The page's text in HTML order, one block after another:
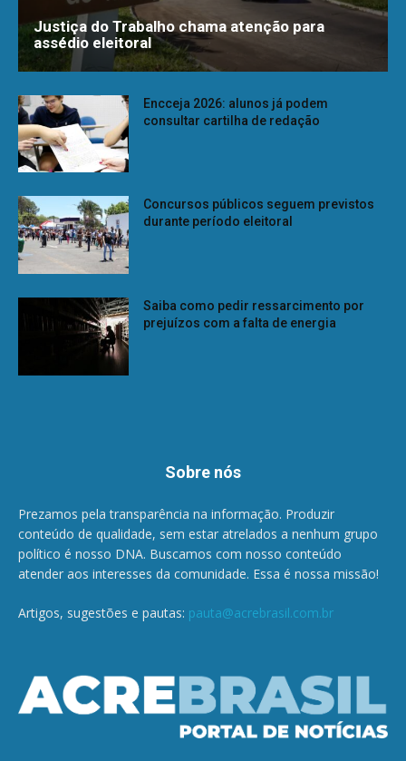
Justiça do Trabalho chama atenção para
assédio eleitoral
Encceja 2026: alunos já podem
consultar cartilha de redação
Concursos públicos seguem previstos
durante período eleitoral
Saiba como pedir ressarcimento por
prejuízos com a falta de energia
Sobre nós
Prezamos pela transparência na informação. Produzir
conteúdo de qualidade, sem estar atrelados a nenhum grupo
político é nosso DNA. Buscamos com nosso conteúdo
atender aos interesses da comunidade. Essa é nossa missão!
Artigos, sugestões e pautas: pauta@acrebrasil.com.br